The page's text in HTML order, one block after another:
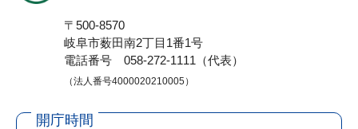
〒500-8570
岐阜市薮田南2丁目1番1号
電話番号 058-272-1111（代表）
（法人番号4000020210005）
開庁時間